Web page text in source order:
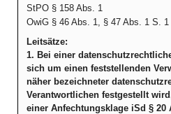
StPO § 158 Abs. 1
OwiG § 46 Abs. 1, § 47 Abs. 1 S. 1
Leitsätze:
1. Bei einer
sich um einen feststellenden
näher bezeichneter
Verantwortlichen festgestellt
einer Anfechtungsklage iSd § 20